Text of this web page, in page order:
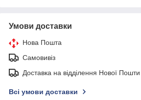
Умови доставки
Нова Пошта
Самовивіз
Доставка на відділення Нової
Всі умови доставки